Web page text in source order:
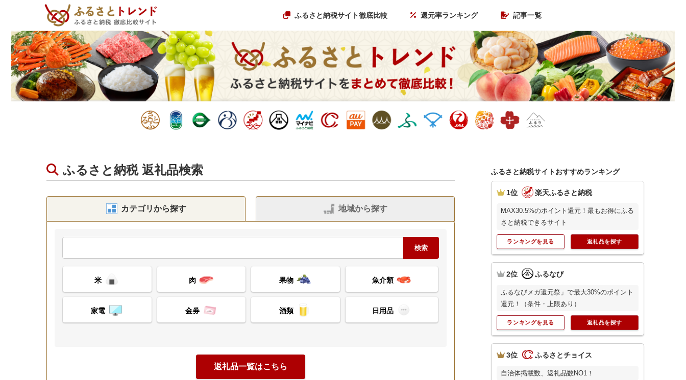
ふるさと納税サイト徹底比較 還元率ランキング 記事一覧
ふるさと納税 返礼品検索
カテゴリから探す 地域から探す
検索
米 肉 果物 魚介類
家電 金券 酒類 日用品
返礼品一覧はこちら
ふるさと納税サイトおすすめランキング
1位 楽天ふるさと納税
MAX30.5%のポイント還元！最もお得にふる
さと納税できるサイト
ランキングを見る 返礼品を探す
2位 ふるなび
ふるなびメガ還元祭」で最大30%のポイント
還元！（条件・上限あり）
ランキングを見る 返礼品を探す
3位 ふるさとチョイス
自治体掲載数、返礼品数NO1！